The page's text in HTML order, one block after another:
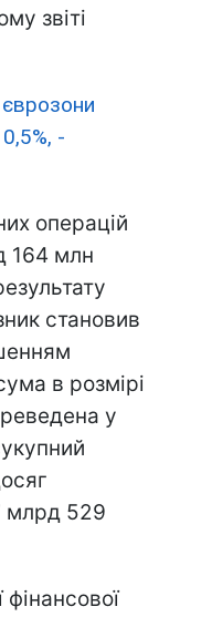
звіті
-
операцій
164 млн
становив
в розмірі
у
млрд 529